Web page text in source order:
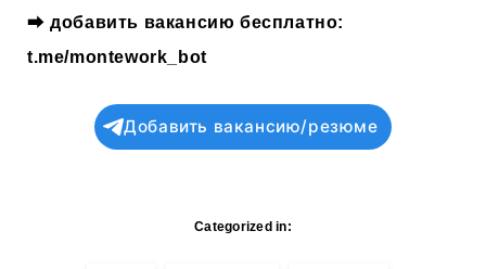
⮕добавить вакансию бесплатно:
t.me/montework_bot
Добавить вакансию/резюме
Categorized in: